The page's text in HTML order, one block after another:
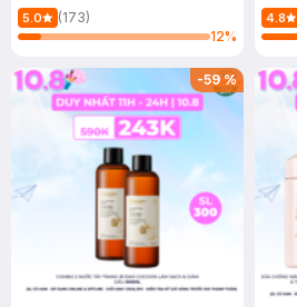
150ml
5.0
(173)
12%
4.8
-59%